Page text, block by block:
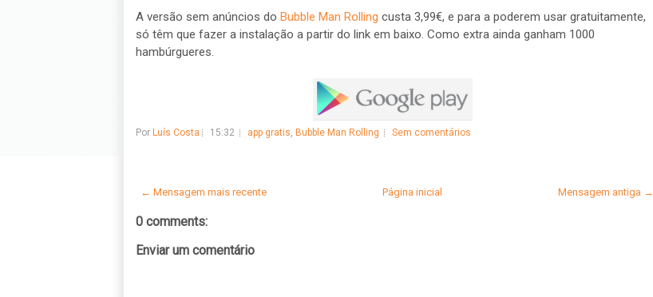
A versão sem anúncios do Bubble Man Rolling custa 3,99€, e para a poderem usar gratuitamente,
só têm que fazer a instalação a partir do link em baixo. Como extra ainda ganham 1000
hambúrgueres.
Por Luís Costa 15:32 app gratis, Bubble Man Rolling Sem comentários
← Mensagem mais recente Mensagem antiga →
Página inicial
0 comments:
Enviar um comentário